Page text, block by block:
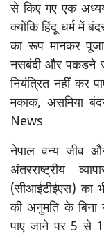
से किए गए एक
क्योंकि हिंदू धर्म में
का रूप मानकर
नसबंदी और पकड़ने
नियंत्रित नहीं कर
मकाक, असमिया
News
नेपाल वन्य जीव
अंतरराष्ट्रीय
(सीआईटीईएस) का
की अनुमति के बिना
पाए जाने पर 5 से